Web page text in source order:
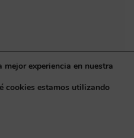
los derechos reservados
experiencia en nuestra
cookies estamos utilizando